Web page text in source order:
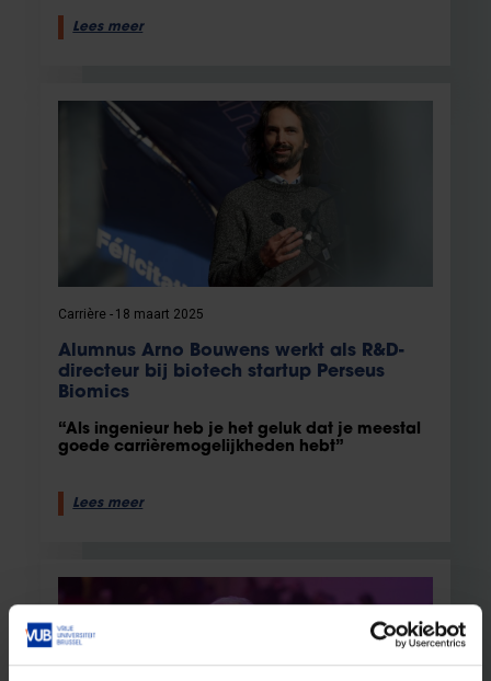
Lees meer
Carrière 18 maart 2025
Alumnus Arno Bouwens werkt als R&D-
directeur bij biotech startup Perseus
Biomics
“Als ingenieur heb je het geluk dat je meestal
goede carrièremogelijkheden hebt”
Lees meer